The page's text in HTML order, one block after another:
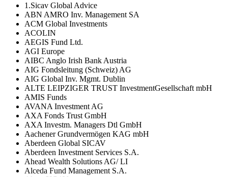
1.Sicav Global Advice
ABN AMRO Inv. Management SA
ACM Global Investments
ACOLIN
AEGIS Fund Ltd.
AGI Europe
AIBC Anglo Irish Bank Austria
AIG Fondsleitung (Schweiz) AG
AIG Global Inv. Mgmt. Dublin
ALTE LEIPZIGER TRUST InvestmentGesellschaft mbH
AMIS Funds
AVANA Investment AG
AXA Fonds Trust GmbH
AXA Investm. Managers Dtl GmbH
Aachener Grundvermögen KAG mbH
Aberdeen Global SICAV
Aberdeen Investment Services S.A.
Ahead Wealth Solutions AG/ LI
Alceda Fund Management S.A.